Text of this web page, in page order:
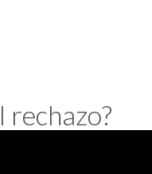
rechazo?